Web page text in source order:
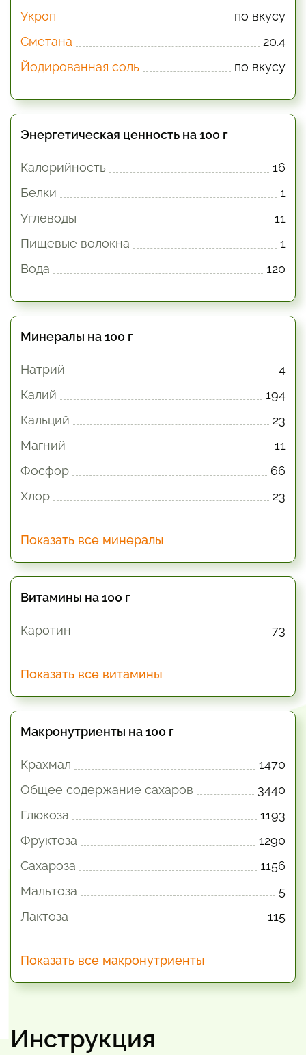
Укроп
по вкусу
Сметана
20.4
Йодированная соль
по вкусу
Энергетическая ценность на 100 г
Калорийность
16
Белки
1
Углеводы
11
Пищевые волокна
1
Вода
120
Минералы на 100 г
Натрий
4
Калий
194
Кальций
23
Магний
11
Фосфор
66
Хлор
23
Показать все минералы
Витамины на 100 г
Каротин 73
Показать все витамины
Макронутриенты на 100 г
Крахмал
1470
Общее содержание сахаров
3440
Глюкоза
1193
Фруктоза
1290
Сахароза
1156
Мальтоза
5
Лактоза
115
Показать все макронутриенты
Инструкция